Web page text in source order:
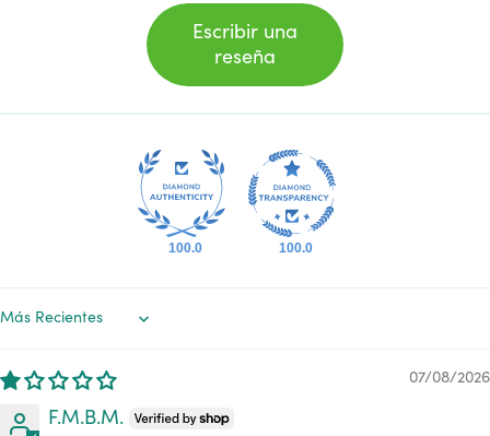
Escribir una
reseña
100.0 100.0
Sort by
07/08/2026
F.M.B.M.